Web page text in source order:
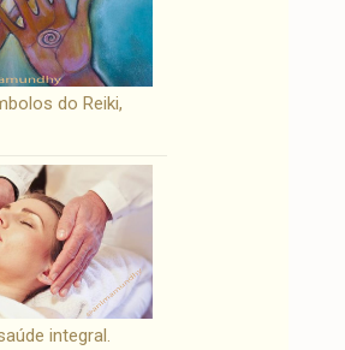
do Reiki,
integral.